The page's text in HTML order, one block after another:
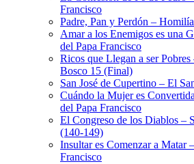
Francisco
Padre, Pan y Perdón –
Amar a los Enemigos es una
del Papa Francisco
Ricos que Llegan a ser
Bosco 15 (Final)
San José de Cupertino – El
Cuándo la Mujer es
del Papa Francisco
El Congreso de los Diablos –
(140-149)
Insultar es Comenzar a Matar
Francisco